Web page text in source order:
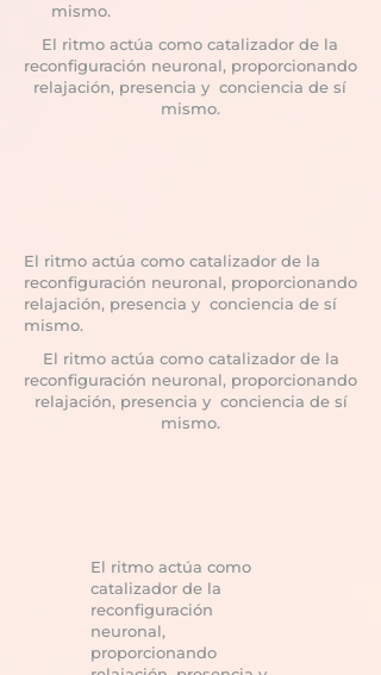
mismo.
El ritmo actúa como catalizador de la
reconfiguración neuronal, proporcionando
relajación, presencia y conciencia de sí
mismo.
El ritmo actúa como catalizador de la
reconfiguración neuronal, proporcionando
relajación, presencia y conciencia de sí
mismo.
El ritmo actúa como catalizador de la
reconfiguración neuronal, proporcionando
relajación, presencia y conciencia de sí
mismo.
El ritmo actúa como
catalizador de la
reconfiguración
neuronal,
proporcionando